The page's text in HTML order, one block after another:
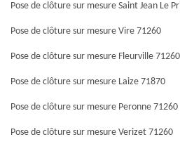
Pose de clôture sur mesure Saint Jean Le
Pose de clôture sur mesure Vire 71260
Pose de clôture sur mesure Fleurville 71260
Pose de clôture sur mesure Laize 71870
Pose de clôture sur mesure Peronne 71260
Pose de clôture sur mesure Verizet 71260